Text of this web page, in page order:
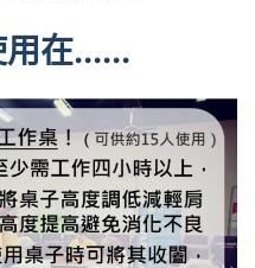
在......